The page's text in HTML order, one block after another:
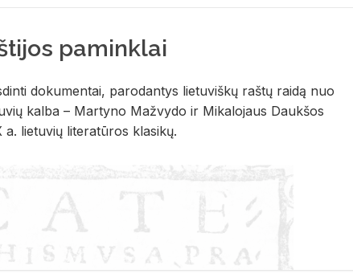
paminklai
do­ku­men­tai, pa­ro­dan­tys lie­tu­viš­kų raš­tų rai­dą nuo
kal­ba – Mar­ty­no Ma­žvy­do ir Mi­ka­lo­jaus Dauk­šos
a. lie­tu­vių li­te­ra­tū­ros kla­si­kų.